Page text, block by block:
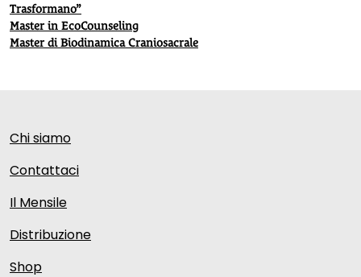
Trasformano”
Master in EcoCounseling
Master di Biodinamica Craniosacrale
Chi siamo
Contattaci
Il Mensile
Distribuzione
Shop